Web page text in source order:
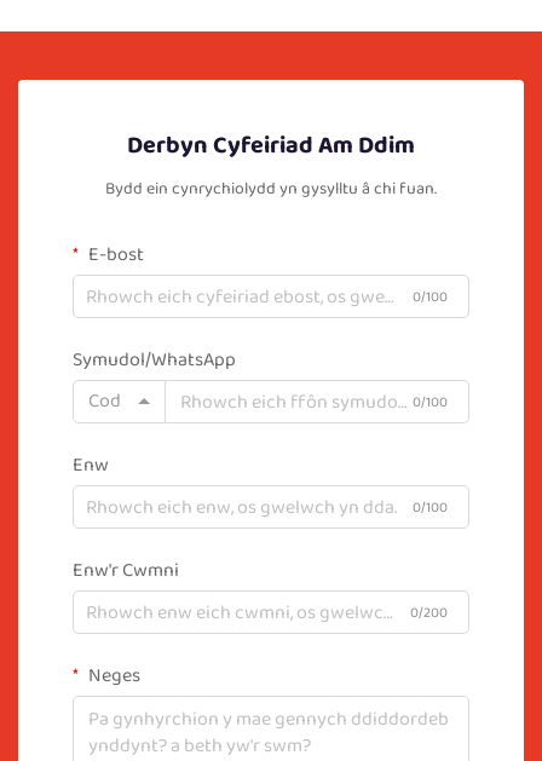
Derbyn Cyfeiriad Am Ddim
Bydd ein cynrychiolydd yn gysylltu â chi fuan.
E-bost
0/100
Symudol/WhatsApp
Cod
0/100
Enw
0/100
Enw'r Cwmni
0/200
Neges